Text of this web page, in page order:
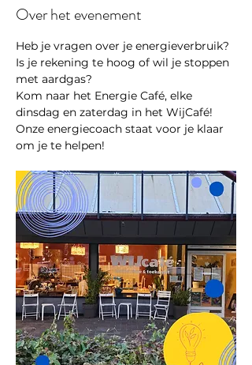
Over het evenement
Heb je vragen over je energieverbruik?
Is je rekening te hoog of wil je stoppen
met aardgas?
Kom naar het Energie Café, elke
dinsdag en zaterdag in het WijCafé!
Onze energiecoach staat voor je klaar
om je te helpen!